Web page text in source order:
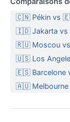
🇨🇳 Pékin vs
🇮🇩 Jakarta vs
🇷🇺 Moscou
🇺🇸 Los
🇪🇸 Barcelone
🇦🇺